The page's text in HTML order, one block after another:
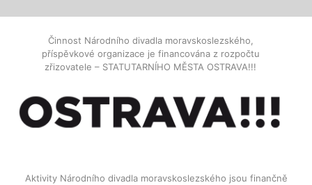
Činnost Národního divadla moravskoslezského,
příspěvkové organizace je financována z rozpočtu
zřizovatele – STATUTARNÍHO MĚSTA OSTRAVA!!!
Aktivity Národního divadla moravskoslezského jsou finančně